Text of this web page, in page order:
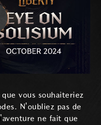
vous souhaiteriez
N'oubliez pas de
ne fait que